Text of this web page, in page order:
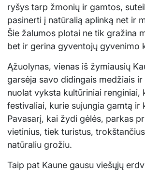
ryšys tarp žmonių ir gamtos,
pasinerti į natūralią aplinką net ir
Šie žalumos plotai ne tik gražina
bet ir gerina gyventojų gyvenimo
Ąžuolynas, vienas iš žymiausių
garsėja savo didingais medžiais ir
nuolat vyksta kultūriniai renginiai,
festivaliai, kurie sujungia gamtą ir
Pavasarį, kai žydi gėlės, parkas
vietinius, tiek turistus,
natūraliu grožiu.
Taip pat Kaune gausu viešųjų